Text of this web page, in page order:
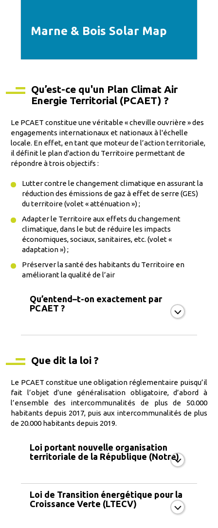
Marne & Bois Solar Map
Qu’est-ce qu'un Plan Climat Air
Energie Territorial (PCAET) ?
Le PCAET constitue une véritable « cheville ouvrière » des
engagements internationaux et nationaux à l'échelle
locale. En effet, en tant que moteur de l’action territoriale,
il définit le plan d'action du Territoire permettant de
répondre à trois objectifs :
Lutter contre le changement climatique en assurant la
réduction des émissions de gaz à effet de serre (GES)
du territoire (volet « atténuation ») ;
Adapter le Territoire aux effets du changement
climatique, dans le but de réduire les impacts
économiques, sociaux, sanitaires, etc. (volet «
adaptation ») ;
Préserver la santé des habitants du Territoire en
améliorant la qualité de l’air
Qu’entend–t-on exactement par
PCAET ?
Que dit la loi ?
Le PCAET constitue une obligation réglementaire puisqu’il
fait l’objet d’une généralisation obligatoire, d’abord à
l’ensemble des intercommunalités de plus de 50.000
habitants depuis 2017, puis aux intercommunalités de plus
de 20.000 habitants depuis 2019.
Loi portant nouvelle organisation
territoriale de la République (Notre)
Loi de Transition énergétique pour la
Croissance Verte (LTECV)